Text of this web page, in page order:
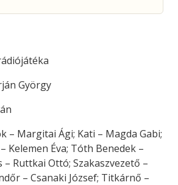
György
– Margitai Ági; Kati – Magda Gabi;
Kelemen Éva; Tóth Benedek –
– Ruttkai Ottó; Szakaszvezető –
– Csanaki József; Titkárnő –